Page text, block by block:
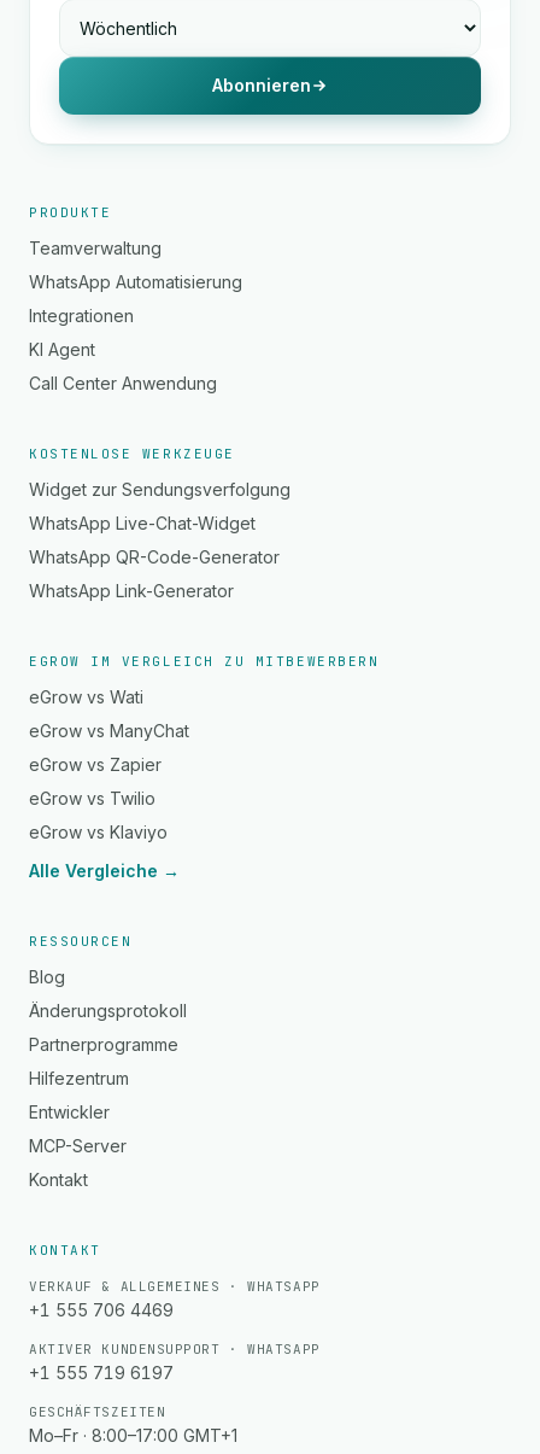
Abonnieren
PRODUKTE
Teamverwaltung
WhatsApp Automatisierung
Integrationen
KI Agent
Call Center Anwendung
KOSTENLOSE WERKZEUGE
Widget zur Sendungsverfolgung
WhatsApp Live-Chat-Widget
WhatsApp QR-Code-Generator
WhatsApp Link-Generator
EGROW IM VERGLEICH ZU MITBEWERBERN
eGrow vs Wati
eGrow vs ManyChat
eGrow vs Zapier
eGrow vs Twilio
eGrow vs Klaviyo
Alle Vergleiche →
RESSOURCEN
Blog
Änderungsprotokoll
Partnerprogramme
Hilfezentrum
Entwickler
MCP-Server
Kontakt
KONTAKT
VERKAUF & ALLGEMEINES · WHATSAPP
+1 555 706 4469
AKTIVER KUNDENSUPPORT · WHATSAPP
+1 555 719 6197
GESCHÄFTSZEITEN
Mo–Fr · 8:00–17:00 GMT+1